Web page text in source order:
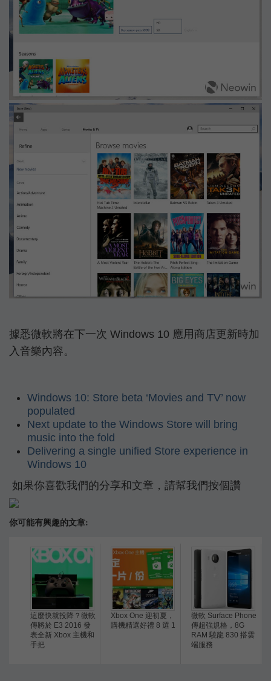
據悉微軟將在下一次 Windows 10 應用商店更新時加
入音樂內容。
Windows 10: Store beta ‘Movies and TV’ now
populated
Next update to the Windows Store will bring
music into the fold
Delivering a single unified Store experience in
Windows 10
如果你喜歡我們的分享和文章，請幫我們按個讚
你可能有興趣的文章:
這麼快就投降？微軟
傳將於 E3 2016 發
表全新 Xbox 主機和
手把
Xbox One 迎初夏，
購機精選好禮 8 選 1
微軟 Surface Phone
傳超強規格，8G
RAM 驍龍 830 搭雲
端服務